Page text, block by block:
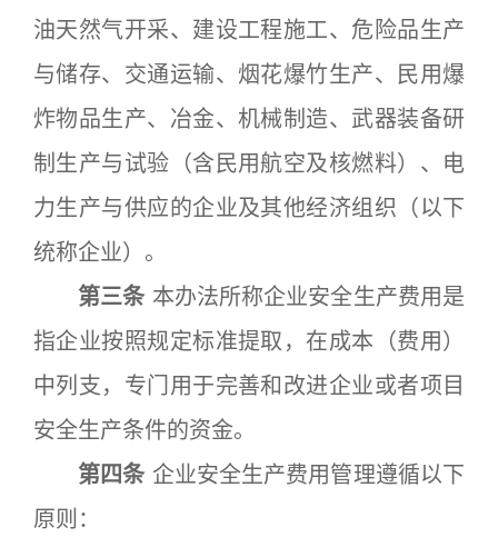
油天然气开采、建设工程施工、危险品生产
与储存、交通运输、烟花爆竹生产、民用爆
炸物品生产、冶金、机械制造、武器装备研
制生产与试验（含民用航空及核燃料）、电
力生产与供应的企业及其他经济组织（以下
统称企业）。
第三条 本办法所称企业安全生产费用是
指企业按照规定标准提取，在成本（费用）
中列支，专门用于完善和改进企业或者项目
安全生产条件的资金。
第四条 企业安全生产费用管理遵循以下
原则：